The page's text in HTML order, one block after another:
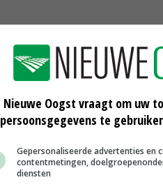
Uitbetaalprijs Van Rooi Meat
ISN prijs Frankrijk
Vleesvarkens
Nieuwe Oogst vraagt om uw
persoonsgegevens te
Gepersonaliseerde advertenties en
contentmetingen,
diensten